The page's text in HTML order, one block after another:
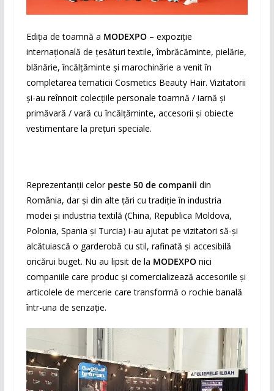
Ediția de toamnă a MODEXPO– expoziție
internațională de țesături textile, îmbrăcăminte, pielărie,
blănărie, încălțăminte și marochinărie a venit în
completarea tematicii Cosmetics Beauty Hair. Vizitatorii
și-au reînnoit colecțiile personale toamnă / iarnă și
primăvară / vară cu încălțăminte, accesorii și obiecte
vestimentare la prețuri speciale.
Reprezentanții celor peste 50 de companii din
România, dar și din alte țări cu tradiție în industria
modei și industria textilă (China, Republica Moldova,
Polonia, Spania și Turcia) i-au ajutat pe vizitatori să-și
alcătuiască o garderobă cu stil, rafinată și accesibilă
oricărui buget. Nu au lipsit de la MODEXPOnici
companiile care produc și comercializează accesoriile și
articolele de mercerie care transformă o rochie banală
într-una de senzație.